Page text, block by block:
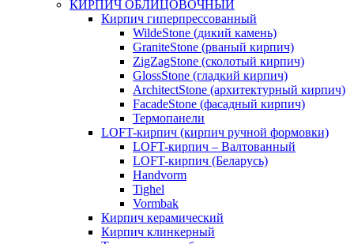
КИРПИЧ ОБЛИЦОВОЧНЫЙ
Кирпич гиперпрессованный
WildeStone (дикий камень)
GraniteStone (рваный кирпич)
ZigZagStone (сколотый кирпич)
GlossStone (гладкий кирпич)
ArchitectStone (архитектурный кирпич)
FacadeStone (фасадный кирпич)
Термопанели
LOFT-кирпич (кирпич ручной формовки)
LOFT-кирпич – Валтованный
LOFT-кирпич (Беларусь)
Handvorm
Tighel
Vormbak
Кирпич керамический
Кирпич клинкерный